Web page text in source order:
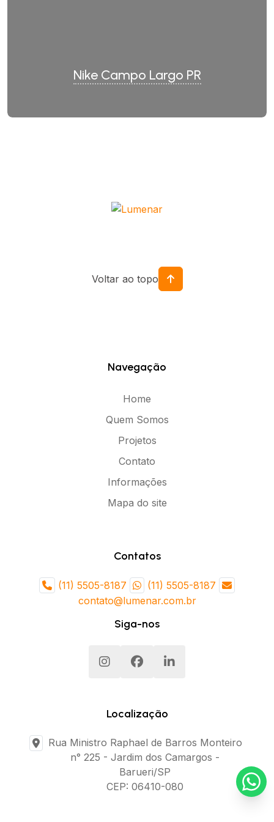
Nike Campo Largo PR
Voltar ao topo
Navegação
Home
Quem Somos
Projetos
Contato
Informações
Mapa do site
Contatos
(11) 5505-8187
(11) 5505-8187
contato@lumenar.com.br
Siga-nos
Localização
Rua Ministro Raphael de Barros Monteiro
n° 225 - Jardim dos Camargos -
Barueri/SP
CEP: 06410-080